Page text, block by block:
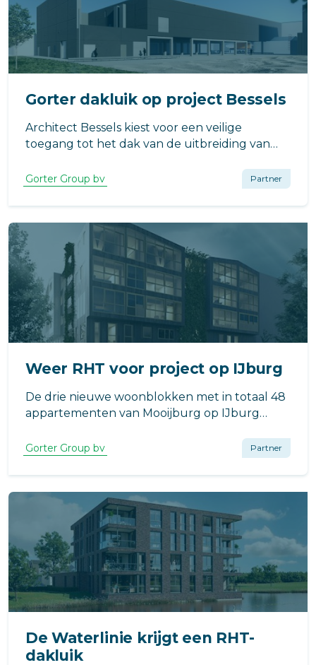
Gorter dakluik op project Bessels
Architect Bessels kiest voor een veilige
toegang tot het dak van de uitbreiding van
dakluik van Gorter. Waarom? Het dakluik
draagt bij aan een energiezuinig pand en biedt
een compleet veilige toegang tot het dak.
Gorter Group bv Partner
Weer RHT voor project op IJburg
De drie nieuwe woonblokken met in totaal 48
appartementen van Mooijburg op IJburg
bewoners én zeker van een veilige
daktoegang voor als er onderhoud aan het
dak moet worden verric
Gorter Group bv Partner
De Waterlinie krijgt een RHT-
dakluik